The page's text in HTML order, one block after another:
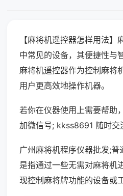
【麻将机遥控器怎样用法
中常见的设备，其便捷性与
麻将机遥控器作为控制麻将
用户更高效地操作机器。
若你在仪器使用上需要帮助
加微信号; kkss8691 随时交
广州麻将机程序仪器批发;
是指通过一些无需对麻将机
现控制麻将牌功能的设备或